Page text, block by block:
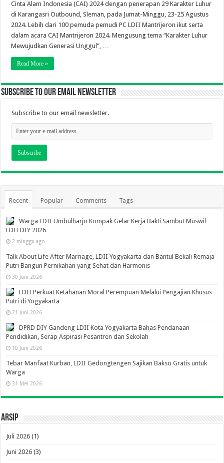
Cinta Alam Indonesia (CAI) 2024 dengan penerapan 29 Karakter Luhur
di Karangasri Outbound, Sleman, pada Jumat-Minggu, 23-25 Agustus
2024. Lebih dari 100 pemuda pemudi PC LDII Mantrijeron ikut serta
dalam acara CAI Mantrijeron 2024. Mengusung tema “Karakter Luhur
Mewujudkan Generasi Unggul”, …
Read More »
Subscribe to our email newsletter
Subscribe to our email newsletter.
Recent Popular Comments Tags
Warga LDII Umbulharjo Kompak Gelar Kerja Bakti Sambut Muswil
LDII DIY 2026
2 minggu ago
Talk About Life After Marriage, LDII Yogyakarta dan Bantul Bekali Remaja
Putri Bangun Pernikahan yang Sehat dan Harmonis
30 Juni 2026
LDII Perkuat Ketahanan Moral Perempuan Melalui Pengajian Khusus
Putri di Yogyakarta
21 Juni 2026
DPRD DIY Gandeng LDII Kota Yogyakarta Bahas Pendanaan
Pendidikan, Serap Aspirasi Pesantren dan Sekolah
10 Juni 2026
Tebar Manfaat Kurban, LDII Gedongtengen Sajikan Bakso Gratis untuk
Warga
31 Mei 2026
Arsip
Juli 2026 (1)
Juni 2026 (3)